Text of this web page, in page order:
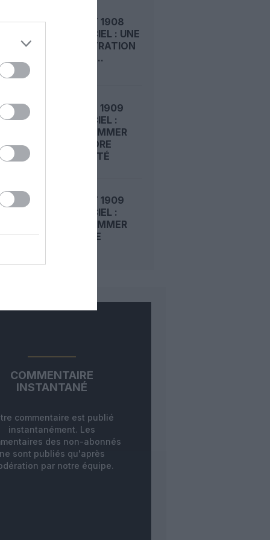
LE 8 AOÛT 1908
DANS LE CIEL : UNE
DÉMONSTRATION
PUBLIQUE...
LE 7 AOÛT 1909
DANS LE CIEL :
ROGER SOMMER
FAIT ENCORE
L’ACTUALITÉ
LE 6 AOÛT 1909
DANS LE CIEL :
ROGER SOMMER
PERMET LE
COMMENTAIRE
INSTANTANÉ
commentaire est publié
instantanément. Les
des non-abonnés
ne sont publiés qu'après
par notre équipe.